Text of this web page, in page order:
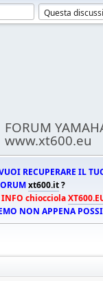
FORUM
www.xt600.eu
RECUPERARE IL
xt600.it?
INFO chiocciola
NON APPENA